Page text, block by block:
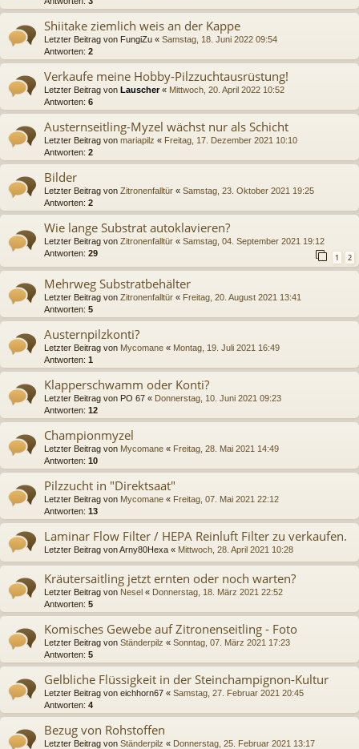
Shiitake ziemlich weis an der Kappe
Letzter Beitrag von FungiZu « Samstag, 18. Juni 2022 09:54
Antworten: 2
Verkaufe meine Hobby-Pilzzuchtausrüstung!
Letzter Beitrag von Lauscher« Mittwoch, 20. April 2022 10:52
Antworten: 6
Austernseitling-Myzel wächst nur als Schicht
Letzter Beitrag von mariapilz « Freitag, 17. Dezember 2021 10:10
Antworten: 2
Bilder
Letzter Beitrag von Zitronenfalltür « Samstag, 23. Oktober 2021 19:25
Antworten: 2
Wie lange Substrat autoklavieren?
Letzter Beitrag von Zitronenfalltür « Samstag, 04. September 2021 19:12
Antworten: 29 1 2
Mehrweg Substratbehälter
Letzter Beitrag von Zitronenfalltür « Freitag, 20. August 2021 13:41
Antworten: 5
Austernpilzkonti?
Letzter Beitrag von Mycomane « Montag, 19. Juli 2021 16:49
Antworten: 1
Klapperschwamm oder Konti?
Letzter Beitrag von PO 67 « Donnerstag, 10. Juni 2021 09:23
Antworten: 12
Championmyzel
Letzter Beitrag von Mycomane « Freitag, 28. Mai 2021 14:49
Antworten: 10
Pilzzucht in "Direktsaat"
Letzter Beitrag von Mycomane « Freitag, 07. Mai 2021 22:12
Antworten: 13
Laminar Flow Filter / HEPA Reinluft Filter zu verkaufen.
Letzter Beitrag vonArny80Hexa « Mittwoch, 28. April 2021 10:28
Kräutersaitling jetzt ernten oder noch warten?
Letzter Beitrag von Nesel « Donnerstag, 18. März 2021 22:52
Antworten: 5
Komisches Gewebe auf Zitronenseitling - Foto
Letzter Beitrag von Ständerpilz « Sonntag, 07. März 2021 17:23
Antworten: 5
Gelbliche Flüssigkeit in der Steinchampignon-Kultur
Letzter Beitrag von eichhorn67 « Samstag, 27. Februar 2021 20:45
Antworten: 4
Bezug von Rohstoffen
Letzter Beitrag von Ständerpilz « Donnerstag, 25. Februar 2021 13:17